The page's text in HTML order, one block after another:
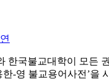
한국불교대학이 모든
-영 불교용어사전’을